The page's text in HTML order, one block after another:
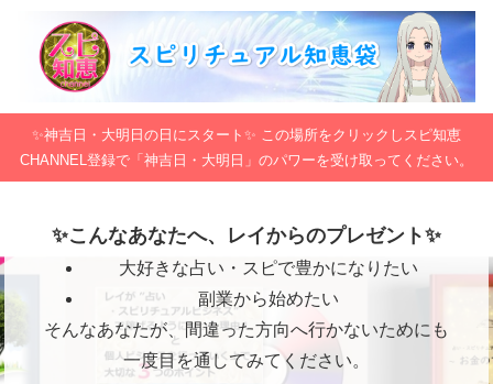
✨神吉日・大明日の日にスタート✨ この場所をクリックしスピ知恵
CHANNEL登録で「神吉日・大明日」のパワーを受け取ってください。
✨こんなあなたへ、レイからのプレゼント✨
大好きな占い・スピで豊かになりたい
副業から始めたい
そんなあなたが、間違った方向へ行かないためにも
一度目を通してみてください。